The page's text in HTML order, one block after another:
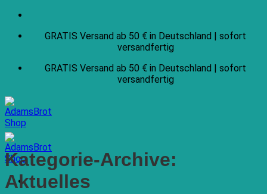
Zum
springen
GRATIS Versand ab 50 € in Deutschland | sofort
versandfertig
GRATIS Versand ab 50 € in Deutschland | sofort
versandfertig
Kategorie-Archive:
Aktuelles